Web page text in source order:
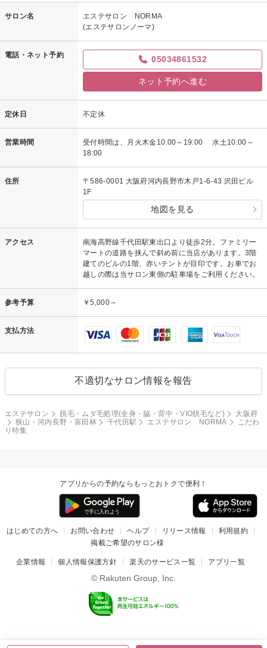
サロン名
エステサロン NORMA
(エステサロンノーマ)
電話・ネット予約 05034861532
ネット予約へ進む
定休日 不定休
営業時間
受付時間は、月火木金10:00～19:00 水土10:00～
18:00
住所
〒586-0001 大阪府河内長野市木戸1-6-43 沢田ビル
1F
地図を見る
アクセス
南海高野線千代田駅東出口より徒歩2分。ファミリー
マートの道路を挟んで斜め前に当店があります。3階
建てのビルの1階、赤いテントが目印です。お車でお
越しの際は当サロン東側の駐車場をご利用ください。
参考予算 ￥5,000～
支払方法
不適切なサロン情報を報告
エステサロン 脱毛・ムダ毛処理(全身・脇・背中・VIO脱毛など)
大阪府
狭山・河内長野・富田林
千代田駅 エステサロン NORMA
こだわ
り特集
アプリからの予約ならもっとおトクで便利！
はじめての方へ お問い合わせ ヘルプ リリース情報
利用規約
掲載ご希望のサロン様
企業情報 個人情報保護方針 楽天のサービス一覧 アプリ一覧
© Rakuten Group, Inc.